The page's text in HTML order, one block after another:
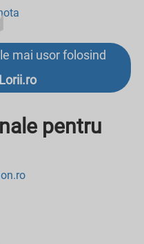
mai usor folosind
pentru